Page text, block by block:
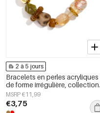
2 à 5 jours
Bracelets en perles acryliques
de forme irrégulière, collection
Simple Daily Simple, bijoux pour
femmes
MSRP €11,99
€3,75